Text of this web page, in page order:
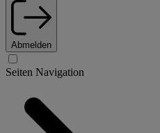
Abmelden
Seiten Navigation